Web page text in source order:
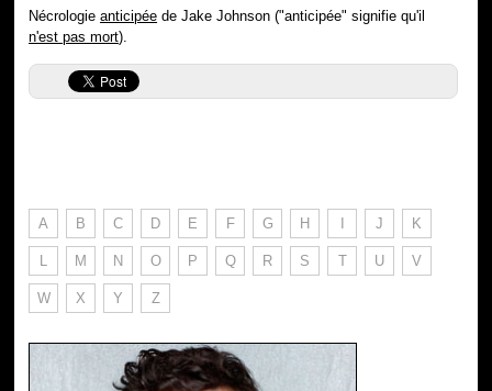
Nécrologieanticipée de Jake Johnson ("anticipée" signifie qu'il
n'est pas mort).
A B C D E F G H I J K
L M N O P Q R S T U V
W X Y Z